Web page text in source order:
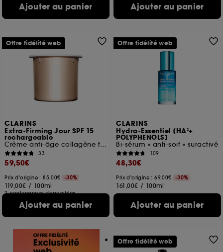
Ajouter au panier Ajouter au panier
CLARINS
Extra-Firming Jour SPF 15
rechargeable
Crème anti-âge collagène fermeté
33
59,50€
Prix d'origine : 85,00€ -30%
119,00€ / 100ml
2 contenances disponibles
Ajouter au panier
Offre fidélité web
CLARINS
Hydra-Essentiel [HA²+
POLYPHENOLS]
Bi-sérum « anti-soif » suractivé
109
48,30€
Prix d'origine : 69,00€ -30%
161,00€ / 100ml
Ajouter au panier
Offre fidélité web
Offre fidélité web